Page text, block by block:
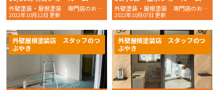
外壁塗装・屋根塗装 専門店のおかちゃんペイントです！
2022年10月12日 更新
外壁塗装・屋根塗装 専門店のおかちゃんペイントです！
2022年10月07日 更新
外壁屋根塗装店 スタッフのつ
ぶやき
外壁屋根塗装店 スタッフのつ
ぶやき